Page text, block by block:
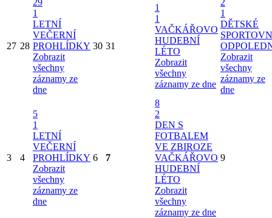
27 28
29
1
LETNÍ
VEČERNÍ
PROHLÍDKY
Zobrazit
všechny
záznamy ze
dne
30 31
1
1
VAČKÁŘOVO
HUDEBNÍ
LÉTO
Zobrazit
všechny
záznamy ze dne
2
1
DĚTSKÉ
Zobrazit
všechny
záznamy ze
dne
3 4
5
1
LETNÍ
VEČERNÍ
PROHLÍDKY
Zobrazit
všechny
záznamy ze
dne
6 7
8
2
DEN S
FOTBALEM
VE ZBIROZE
VAČKÁŘOVO
HUDEBNÍ
LÉTO
Zobrazit
všechny
záznamy ze dne
9